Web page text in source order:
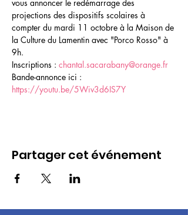
vous annoncer le redémarrage des
projections des dispositifs scolaires à
compter du mardi 11 octobre à la Maison de
la Culture du Lamentin avec "Porco Rosso" à
9h.
Inscriptions : chantal.sacarabany@orange.fr
Bande-annonce ici :
https://youtu.be/5Wiv3d6IS7Y
Partager cet événement